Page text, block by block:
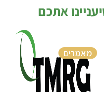
אתכם
מאמרים